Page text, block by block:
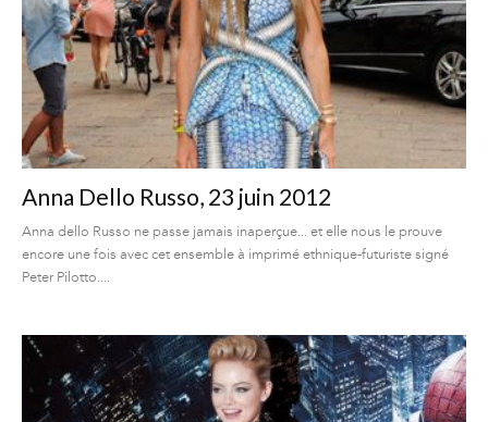
Anna Dello Russo, 23 juin 2012
Anna dello Russo ne passe jamais inaperçue... et elle nous le prouve
encore une fois avec cet ensemble à imprimé ethnique-futuriste signé
Peter Pilotto....